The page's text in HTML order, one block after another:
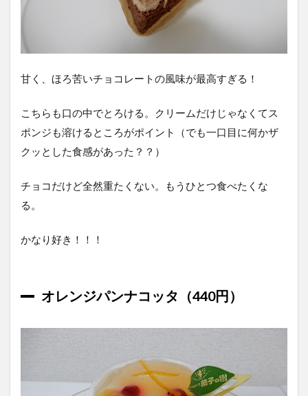
甘く、ほろ苦いチョコレートの風味が最高すぎる！
こちらも口の中でとろける。クリームだけじゃなくてス
ポンジも溶けるところがポイント（でも一口目に何かザ
クッとした食感があった？？）
チョコだけど全然重たくない。もうひとつ食べたくな
る。
かなり好き！！！
オレンジパンナコッタ（440円）